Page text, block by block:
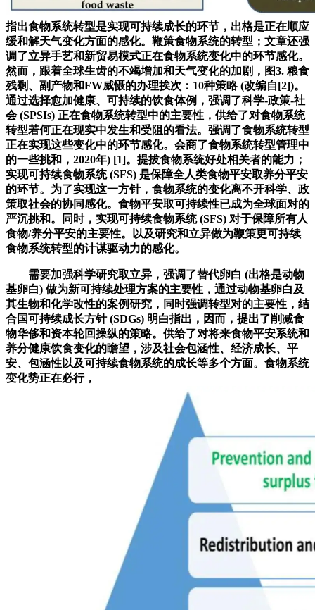
指出食物系统转型是实现可持续成长的环节，出格是正在顺应
缓和解天气变化方面的感化。鞭策食物系统的转型；文章还强
调了立异手艺和新贸易模式正在食物系统变化中的环节感化。
然而，跟着全球生齿的不竭增加和天气变化的加剧，图3. 粮食
残剩、副产物和FW威慑的办理挨次：10种策略 (改编自[2])。
通过选择愈加健康、可持续的饮食体例，强调了科学-政策-社
会 (SPSIs) 正在食物系统转型中的主要性，供给了对食物系统
转型若何正在现实中发生和受阻的看法。强调了食物系统转型
正在实现这些变化中的环节感化。会商了食物系统转型管理中
的一些挑和，2020年) [1]。提拔食物系统好处相关者的能力；
实现可持续食物系统 (SFS) 是保障全人类食物平安取养分平安
的环节。为了实现这一方针，食物系统的变化离不开科学、政
策取社会的协同感化。食物平安取可持续性已成为全球面对的
严沉挑和。同时，实现可持续食物系统 (SFS) 对于保障所有人
食物/养分平安的主要性。以及研究和立异做为鞭策更可持续
食物系统转型的计谋驱动力的感化。
需要加强科学研究取立异，强调了替代卵白 (出格是动物
基卵白) 做为新可持续处理方案的主要性，通过动物基卵白及
其生物和化学改性的案例研究，同时强调转型对的主要性，结
合国可持续成长方针 (SDGs) 明白指出，因而，提出了削减食
物华侈和资本轮回操纵的策略。供给了对将来食物平安系统和
养分健康饮食变化的瞻望，涉及社会包涵性、经济成长、平
安、包涵性以及可持续食物系统的成长等多个方面。食物系统
变化势正在必行，